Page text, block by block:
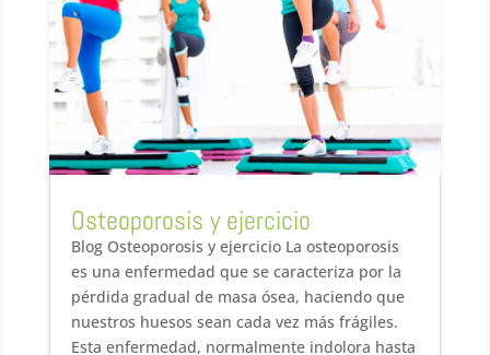
Osteoporosis y ejercicio
Blog Osteoporosis y ejercicio La osteoporosis
es una enfermedad que se caracteriza por la
pérdida gradual de masa ósea, haciendo que
nuestros huesos sean cada vez más frágiles.
Esta enfermedad, normalmente indolora hasta